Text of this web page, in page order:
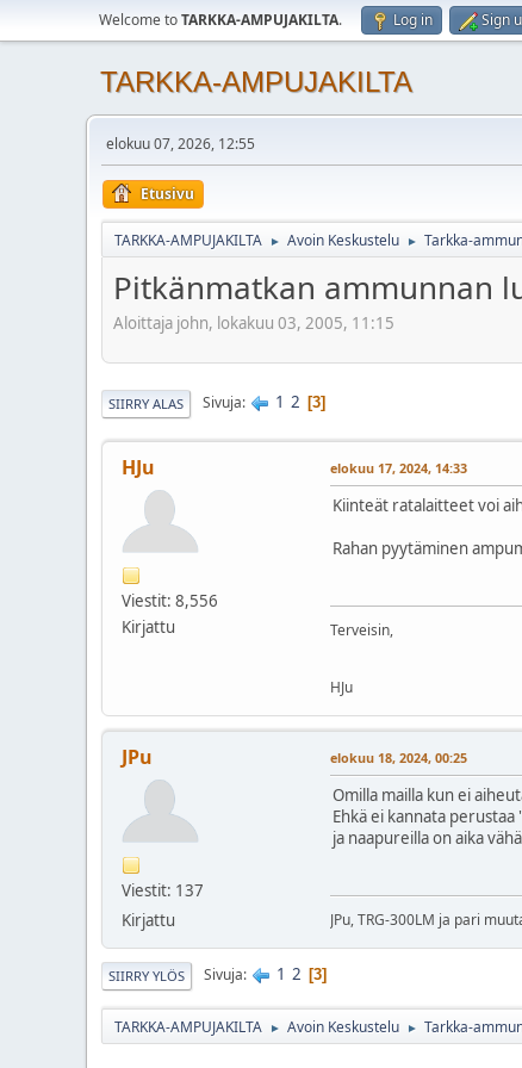
Welcome toTARKKA-AMPUJAKILTA. Log in Sign
TARKKA-AMPUJAKILTA
elokuu 07, 2026, 12:55
Etusivu
TARKKA-AMPUJAKILTA ► Avoin Keskustelu ► Tarkka-
Pitkänmatkan ammunnan
Aloittaja john, lokakuu 03, 2005, 11:15
SIIRRY ALAS Sivuja 1 2 3
HJu
Viestit: 8,556
Kirjattu
elokuu 17, 2024, 14:33
Kiinteät ratalaitteet voi
Rahan pyytäminen
Terveisin,
HJu
JPu
Viestit: 137
Kirjattu
elokuu 18, 2024, 00:25
Omilla mailla kun ei
Ehkä ei kannata
ja naapureilla on aika
JPu, TRG-300LM ja pari
SIIRRY YLÖS Sivuja 1 2 3
TARKKA-AMPUJAKILTA ► Avoin Keskustelu ► Tarkka-